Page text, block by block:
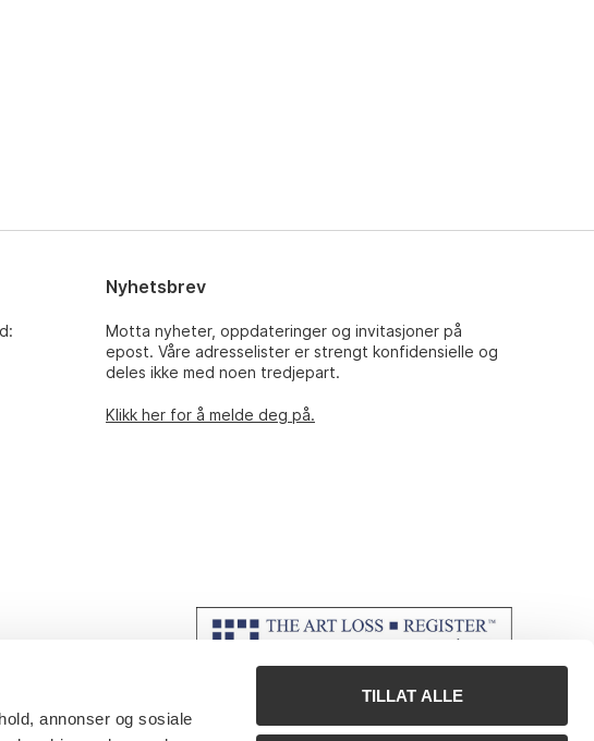
annonser og sosiale
TILLAT ALLE
Nyhetsbrev
Motta nyheter, oppdateringer og invitasjoner på
epost. Våre adresselister er strengt konfidensielle og
deles ikke med noen tredjepart.
Klikk her for å melde deg på.